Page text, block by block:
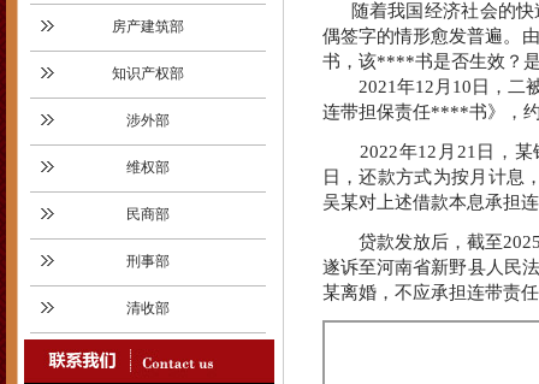
房产建筑部
知识产权部
涉外部
维权部
民商部
刑事部
清收部
随着我国经济社会的
偶签字的情形愈发普遍。
书，该****书是否生效？
2021年12月10日，二被
连带担保责任****书》，
2022年12月21日，某银
日，还款方式为按月计息
吴某对上述借款本息承担
贷款发放后，截至2025
遂诉至河南省新野县人民
某离婚，不应承担连带责